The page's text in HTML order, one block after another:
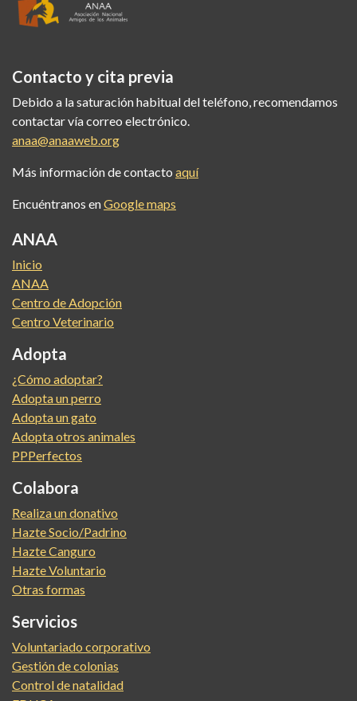
Contacto y cita previa
Debido a la saturación habitual del teléfono, recomendamos
contactar vía correo electrónico.
anaa@anaaweb.org
Más información de contacto aquí
Encuéntranos enGoogle maps
ANAA
Inicio
ANAA
Centro de Adopción
Centro Veterinario
Adopta
¿Cómo adoptar?
Adopta un perro
Adopta un gato
Adopta otros animales
PPPerfectos
Colabora
Realiza un donativo
Hazte Socio/Padrino
Hazte Canguro
Hazte Voluntario
Otras formas
Servicios
Voluntariado corporativo
Gestión de colonias
Control de natalidad